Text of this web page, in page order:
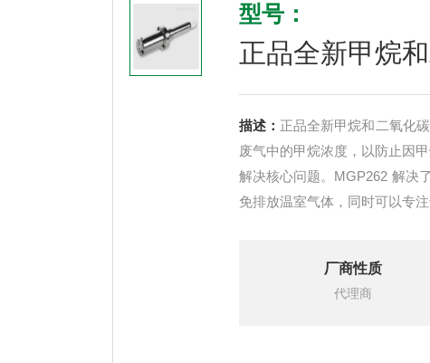
型号：
正品全新甲烷
描述： 正品全新甲烷和二氧化
废气中的甲烷浓度，以防止因
解决核心问题。MGP262 解决
免排放温室气体，同时可以专
厂商性质
代理商